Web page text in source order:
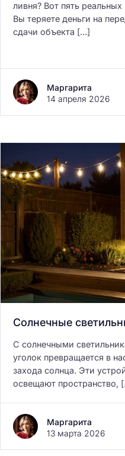
ливня? Вот пять
Вы теряете деньги на
сдачи объекта […]
Маргарита
14 апреля 2026
Солнечные
С солнечными
уголок превращается в
захода солнца. Эти
освещают пространство,
Маргарита
13 марта 2026